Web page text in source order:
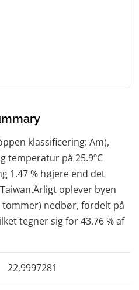
klassificering: Am),
temperatur på 25.9ºC
1.47 % højere end det
oplever byen
tommer) nedbør, fordelt på
tegner sig for 43.76 % af
22,9997281